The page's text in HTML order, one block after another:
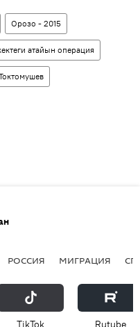
Орозо - 2015
атайын операция
РОССИЯ МИГРАЦИЯ
ТikТоk Rutube